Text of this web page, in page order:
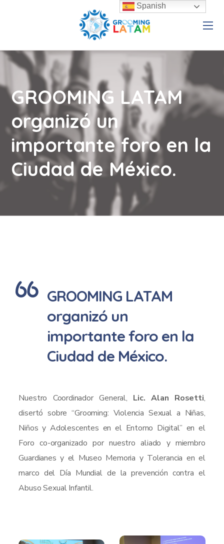
GROOMING LATAM
organizó un
importante foro en la
Ciudad de México.
GROOMING LATAM
organizó un
importante foro en la
Ciudad de México.
Nuestro Coordinador General, Lic. Alan Rosetti,
disertó sobre “Grooming: Violencia Sexual a Niñas,
Niños y Adolescentes en el Entorno Digital” en el
Foro co-organizado por nuestro aliado y miembro
Guardianes y el Museo Memoria y Tolerancia en el
marco del Día Mundial de la prevención contra el
Abuso Sexual Infantil.
Spanish